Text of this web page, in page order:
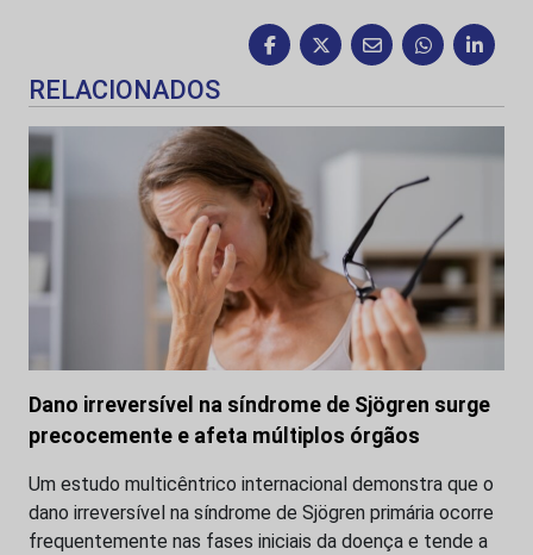
RELACIONADOS
Dano irreversível na síndrome de Sjögren surge
precocemente e afeta múltiplos órgãos
Um estudo multicêntrico internacional demonstra que o
dano irreversível na síndrome de Sjögren primária ocorre
frequentemente nas fases iniciais da doença e tende a